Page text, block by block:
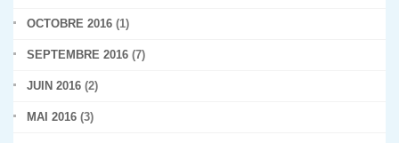
OCTOBRE 2016 (1)
SEPTEMBRE 2016 (7)
JUIN 2016 (2)
MAI 2016 (3)